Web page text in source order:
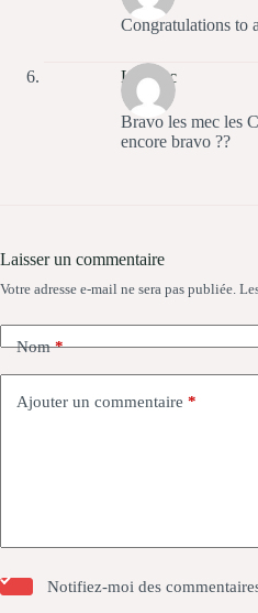
Congratulations to
Leblanc
Bravo les mec les
encore bravo ??
Laisser un commentaire
Votre adresse e-mail ne sera pas publiée.
Nom*
Ajouter un commentaire *
Notifiez-moi des